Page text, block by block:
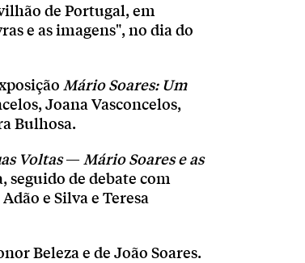
de Portugal, em
e as imagens", no dia do
Mário Soares: Um
Joana Vasconcelos,
Bulhosa.
Voltas—Mário Soares e as
seguido de debate com
e Silva e Teresa
Beleza e de João Soares.